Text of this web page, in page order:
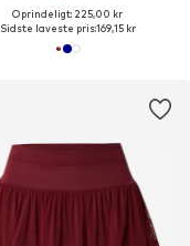
Oprindeligt: 225,00 kr
Sidste laveste pris:169,15 kr